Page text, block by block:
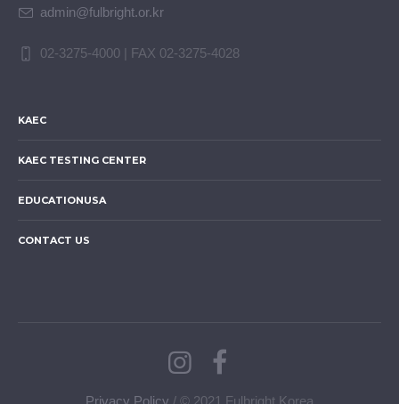
admin@fulbright.or.kr
02-3275-4000 | FAX 02-3275-4028
KAEC
KAEC TESTING CENTER
EDUCATIONUSA
CONTACT US
Privacy Policy / © 2021 Fulbright Korea